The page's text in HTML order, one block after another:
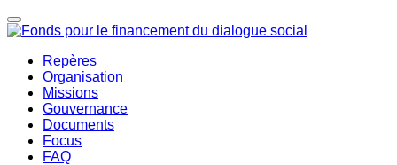
Repères
Organisation
Missions
Gouvernance
Documents
Focus
FAQ